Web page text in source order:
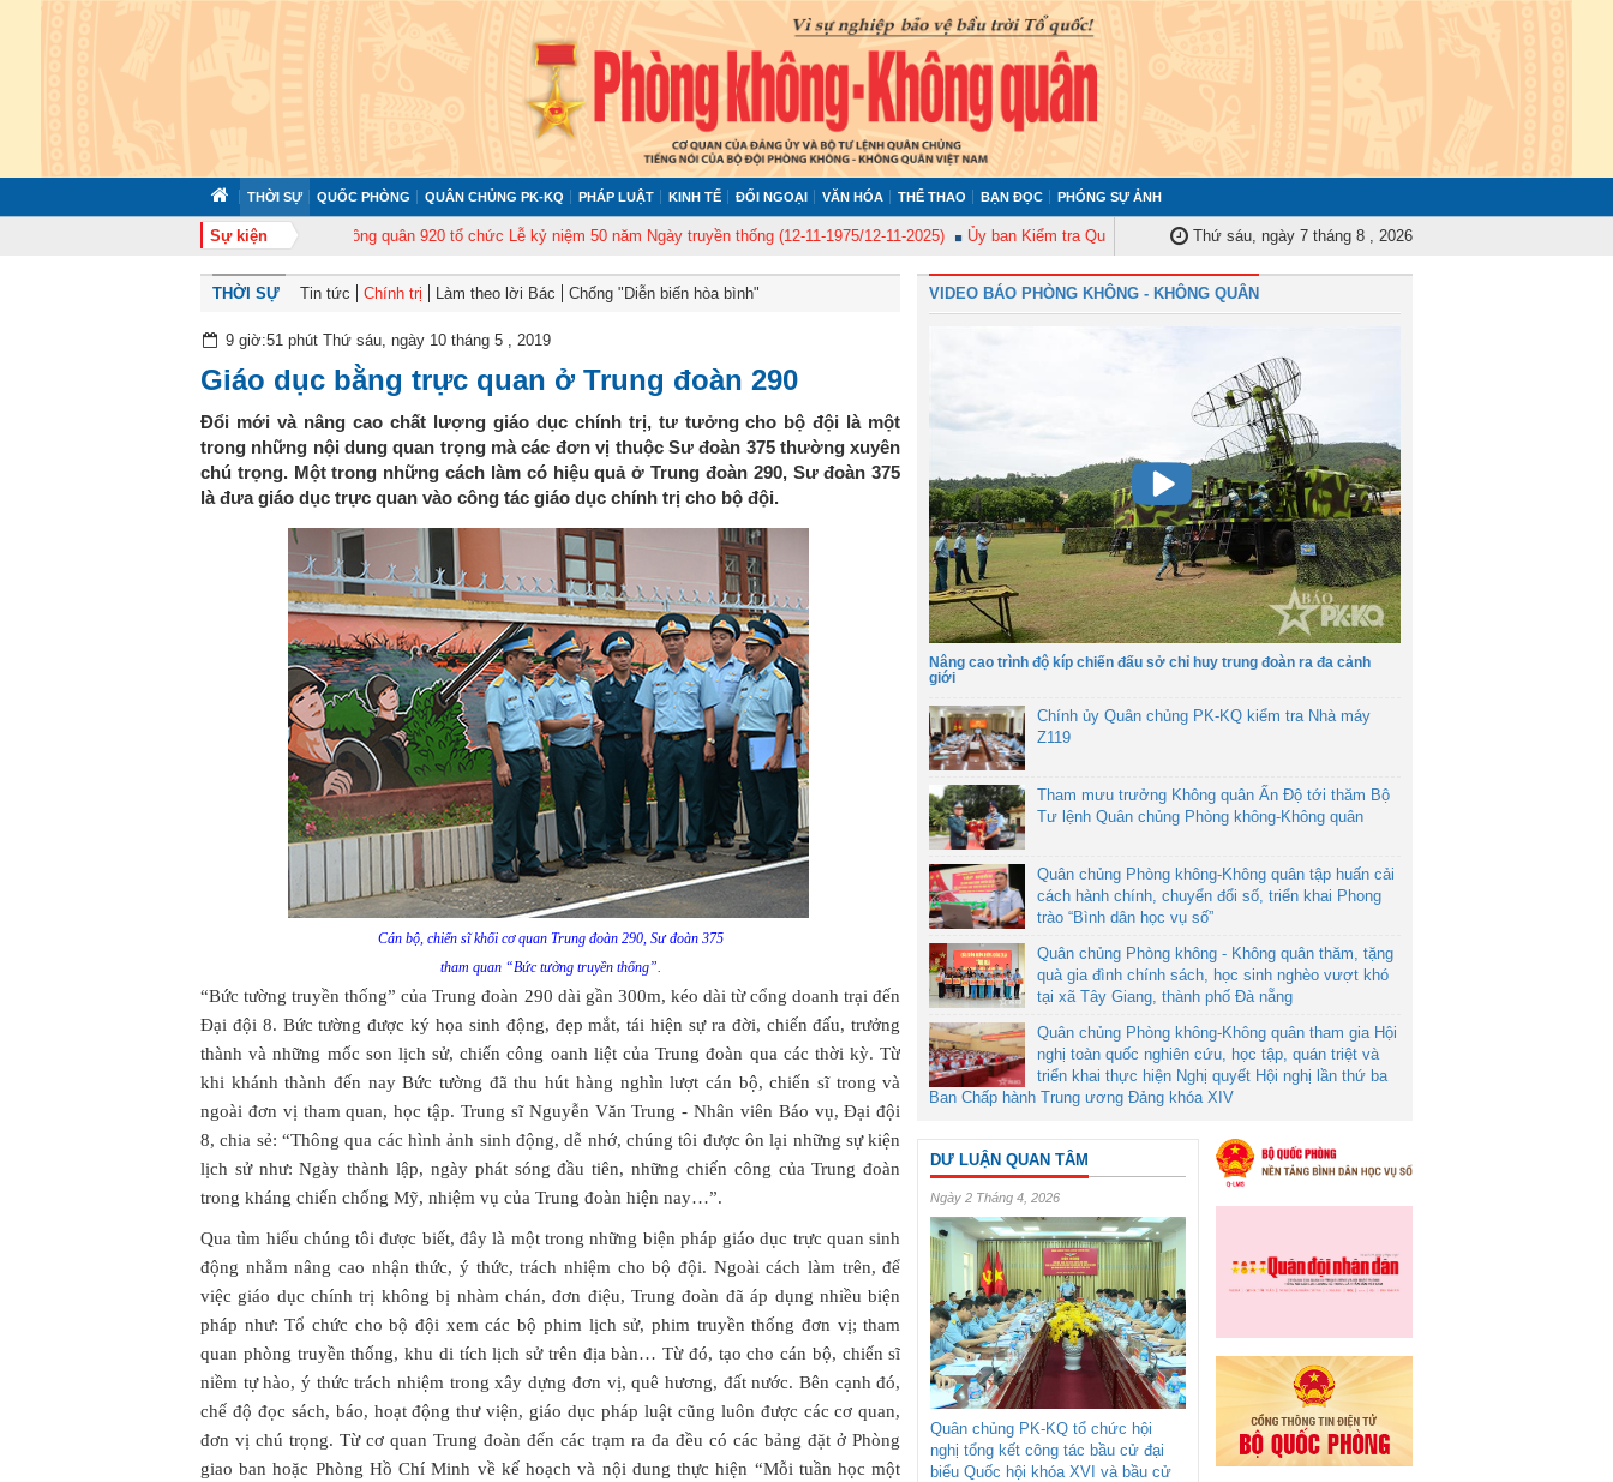
THỜI SỰ QUỐC PHÒNG QUÂN CHỦNG PK-KQ PHÁP LUẬT KINH TẾ ĐỐI NGOẠI VĂN HÓA THỂ THAO BẠN ĐỌC PHÓNG SỰ ẢNH
Sự kiện
Trung đoàn Không quân 920 tổ chức Lễ kỷ niệm 50 năm Ngày truyền thống (12-11-1975/12-11-2025) Ủy ban Kiểm tra Quân ủy Trung ương tập huấn nghiệp vụ công tác kiểm tra, giám sát năm 2025
Thứ sáu, ngày 7 tháng 8 , 2026
THỜI SỰ Tin tức Chính trị Làm theo lời Bác Chống "Diễn biến hòa bình"
9 giờ:51 phút Thứ sáu, ngày 10 tháng 5 , 2019
Giáo dục bằng trực quan ở Trung đoàn 290
Đổi mới và nâng cao chất lượng giáo dục chính trị, tư tưởng cho bộ đội là một
trong những nội dung quan trọng mà các đơn vị thuộc Sư đoàn 375 thường xuyên
chú trọng. Một trong những cách làm có hiệu quả ở Trung đoàn 290, Sư đoàn 375
là đưa giáo dục trực quan vào công tác giáo dục chính trị cho bộ đội.
Cán bộ, chiến sĩ khối cơ quan Trung đoàn 290, Sư đoàn 375
tham quan “Bức tường truyền thống”.
“Bức tường truyền thống” của Trung đoàn 290 dài gần 300m, kéo dài từ cổng doanh trại đến
Đại đội 8. Bức tường được ký họa sinh động, đẹp mắt, tái hiện sự ra đời, chiến đấu, trưởng
thành và những mốc son lịch sử, chiến công oanh liệt của Trung đoàn qua các thời kỳ. Từ
khi khánh thành đến nay Bức tường đã thu hút hàng nghìn lượt cán bộ, chiến sĩ trong và
ngoài đơn vị tham quan, học tập. Trung sĩ Nguyễn Văn Trung - Nhân viên Báo vụ, Đại đội
8, chia sẻ: “Thông qua các hình ảnh sinh động, dễ nhớ, chúng tôi được ôn lại những sự kiện
lịch sử như: Ngày thành lập, ngày phát sóng đầu tiên, những chiến công của Trung đoàn
trong kháng chiến chống Mỹ, nhiệm vụ của Trung đoàn hiện nay…”.
Qua tìm hiểu chúng tôi được biết, đây là một trong những biện pháp giáo dục trực quan sinh
động nhằm nâng cao nhận thức, ý thức, trách nhiệm cho bộ đội. Ngoài cách làm trên, để
việc giáo dục chính trị không bị nhàm chán, đơn điệu, Trung đoàn đã áp dụng nhiều biện
pháp như: Tổ chức cho bộ đội xem các bộ phim lịch sử, phim truyền thống đơn vị; tham
quan phòng truyền thống, khu di tích lịch sử trên địa bàn… Từ đó, tạo cho cán bộ, chiến sĩ
niềm tự hào, ý thức trách nhiệm trong xây dựng đơn vị, quê hương, đất nước. Bên cạnh đó,
chế độ đọc sách, báo, hoạt động thư viện, giáo dục pháp luật cũng luôn được các cơ quan,
đơn vị chú trọng. Từ cơ quan Trung đoàn đến các trạm ra đa đều có các bảng đặt ở Phòng
giao ban hoặc Phòng Hồ Chí Minh về kế hoạch và nội dung thực hiện “Mỗi tuần học một
VIDEO BÁO PHÒNG KHÔNG - KHÔNG QUÂN
Nâng cao trình độ kíp chiến đấu sở chỉ huy trung đoàn ra đa cảnh
giới
Chính ủy Quân chủng PK-KQ kiểm tra Nhà máy
Z119
Tham mưu trưởng Không quân Ấn Độ tới thăm Bộ
Tư lệnh Quân chủng Phòng không-Không quân
Quân chủng Phòng không-Không quân tập huấn cải
cách hành chính, chuyển đổi số, triển khai Phong
trào “Bình dân học vụ số”
Quân chủng Phòng không - Không quân thăm, tặng
quà gia đình chính sách, học sinh nghèo vượt khó
tại xã Tây Giang, thành phố Đà nẵng
Quân chủng Phòng không-Không quân tham gia Hội
nghị toàn quốc nghiên cứu, học tập, quán triệt và
triển khai thực hiện Nghị quyết Hội nghị lần thứ ba
Ban Chấp hành Trung ương Đảng khóa XIV
DƯ LUẬN QUAN TÂM
Ngày 2 Tháng 4, 2026
Quân chủng PK-KQ tổ chức hội
nghị tổng kết công tác bầu cử đại
biểu Quốc hội khóa XVI và bầu cử